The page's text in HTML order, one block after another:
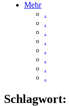
Mehr
.
.
.
.
.
.
.
.
Schlagwort: